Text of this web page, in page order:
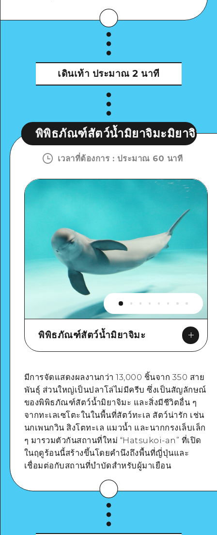
เดินเท้า ประมาณ 2 นาที
ณฑ์สัตว์น้ำมิยาจิมะมิยาจิมารีน พิพิ
เวลาที่ต้องการ : ประมาณ 60 นาที
พิพิธภัณฑ์สัตว์น้ำมิยาจิมะ
Google Maps
ดูรายละเอียด
มีการจัดแสดงผลงานกว่า 13,000 ชิ้นจาก 350 สาย
พันธุ์ ส่วนใหญ่เป็นปลาโล่ไม่มีครีบ ซึ่งเป็นสัญลักษณ์
ของพิพิธภัณฑ์สัตว์น้ำมิยาจิมะ และสิ่งมีชีวิตอื่น ๆ
จากทะเลเซโตะในในพื้นที่สัตว์ทะเล สัตว์น่ารัก เช่น
นกเพนกวิน สิงโตทะเล แมวน้ำ และนากกรงเล็บเล็ก
ๆ มารวมตัวกันสถานที่ใหม่ “Hatsukoi-an” ที่เปิด
ในฤดูร้อนนี้สร้างขึ้นโดยคำนึงถึงพื้นที่ญี่ปุ่นและ
เชื่อมต่อกับสถานที่บำบัดสำหรับผู้มาเยือน